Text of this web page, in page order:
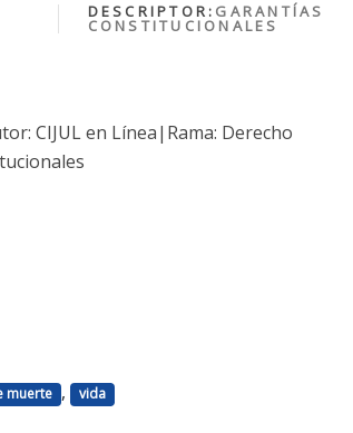
DESCRIPTOR: GARANTÍAS
CONSTITUCIONALES
CIJUL en Línea|Rama: Derecho
muerte , vida